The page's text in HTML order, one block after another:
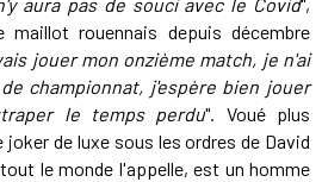
aura pas de souci avec le Covid",
rouennais depuis décembre
jouer mon onzième match, je n'ai
championnat, j'espère bien jouer
le temps perdu". Voué plus
joker de luxe sous les ordres de David
le monde l'appelle, est un homme